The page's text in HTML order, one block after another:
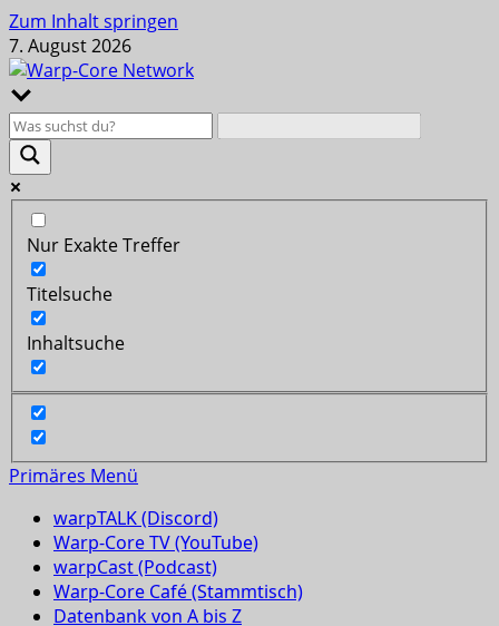
Zum Inhalt springen
7. August 2026
Nur Exakte Treffer
Titelsuche
Inhaltsuche
Primäres Menü
warpTALK (Discord)
Warp-Core TV (YouTube)
warpCast (Podcast)
Warp-Core Café (Stammtisch)
Datenbank von A bis Z